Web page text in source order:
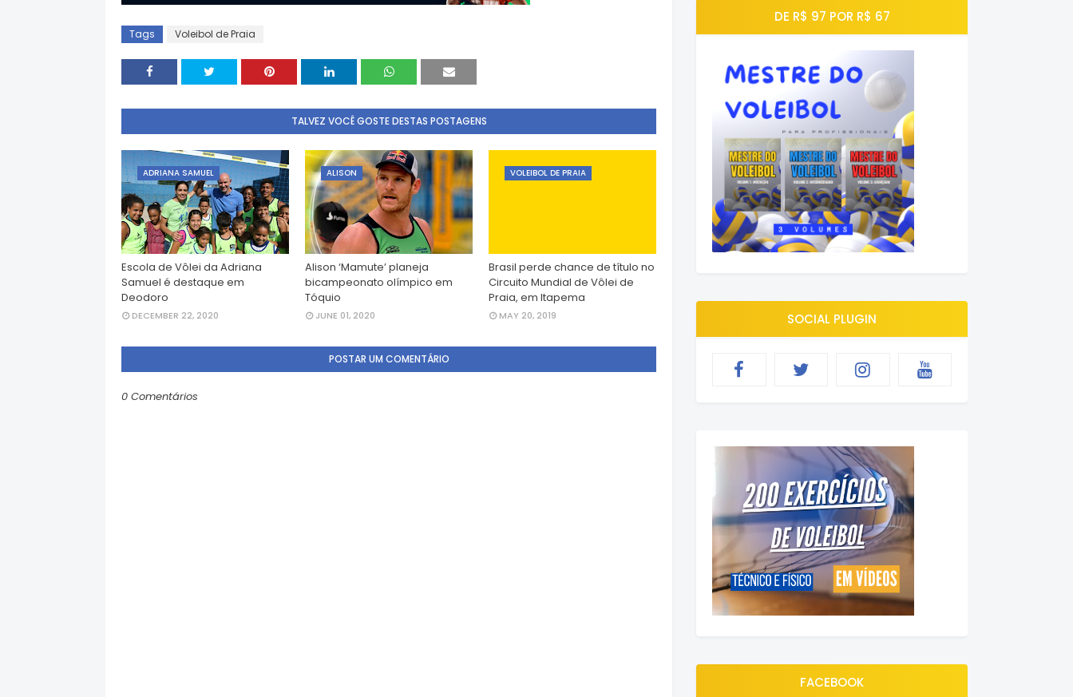
Tags Voleibol de Praia
TALVEZ VOCÊ GOSTE DESTAS POSTAGENS
ADRIANA SAMUEL
Escola de Vôlei da Adriana
Samuel é destaque em
Deodoro
DECEMBER 22, 2020
ALISON
Alison ‘Mamute’ planeja
bicampeonato olímpico em
Tóquio
JUNE 01, 2020
VOLEIBOL DE PRAIA
Brasil perde chance de título no
Circuito Mundial de Vôlei de
Praia, em Itapema
MAY 20, 2019
POSTAR UM COMENTÁRIO
0 Comentários
DE R$ 97 POR R$ 67
SOCIAL PLUGIN
FACEBOOK